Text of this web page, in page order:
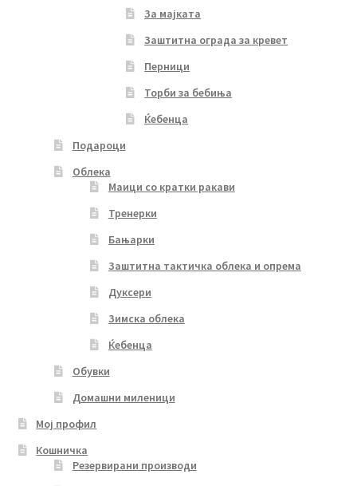
За мајката
Заштитна ограда за кревет
Перници
Торби за бебиња
Ќебенца
Подароци
Облека
Маици со кратки ракави
Тренерки
Бањарки
Заштитна тактичка облека и опрема
Дуксери
Зимска облека
Ќебенца
Обувки
Домашни миленици
Мој профил
Кошничка
Резервирани производи